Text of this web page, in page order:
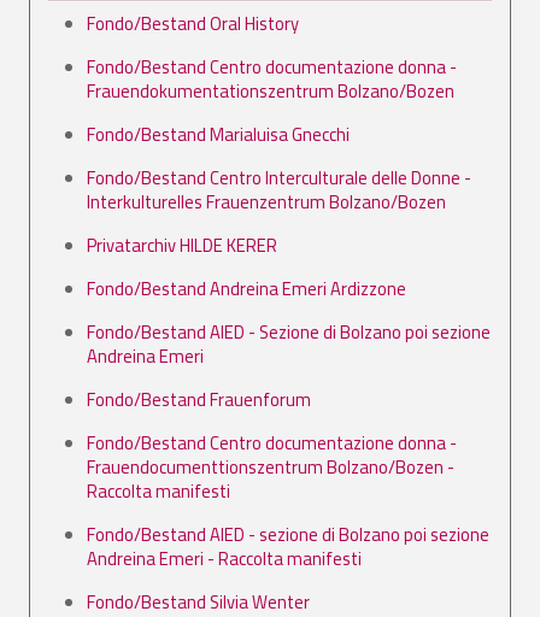
Fondo/Bestand Oral History
Fondo/Bestand Centro documentazione donna -
Frauendokumentationszentrum Bolzano/Bozen
Fondo/Bestand Marialuisa Gnecchi
Fondo/Bestand Centro Interculturale delle Donne -
Interkulturelles Frauenzentrum Bolzano/Bozen
Privatarchiv HILDE KERER
Fondo/Bestand Andreina Emeri Ardizzone
Fondo/Bestand AIED - Sezione di Bolzano poi sezione
Andreina Emeri
Fondo/Bestand Frauenforum
Fondo/Bestand Centro documentazione donna -
Frauendocumenttionszentrum Bolzano/Bozen -
Raccolta manifesti
Fondo/Bestand AIED - sezione di Bolzano poi sezione
Andreina Emeri - Raccolta manifesti
Fondo/Bestand Silvia Wenter